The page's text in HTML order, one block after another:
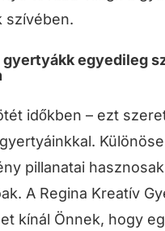
szívében.
egyedileg
időkben – ezt
pillanatai
A Regina Kreatív
kínál Önnek, hogy